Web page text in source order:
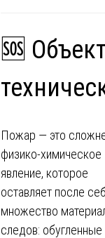
🆘
Пожар — это
физико-химическое
явление, которое
оставляет после
множество
следов: обугленные